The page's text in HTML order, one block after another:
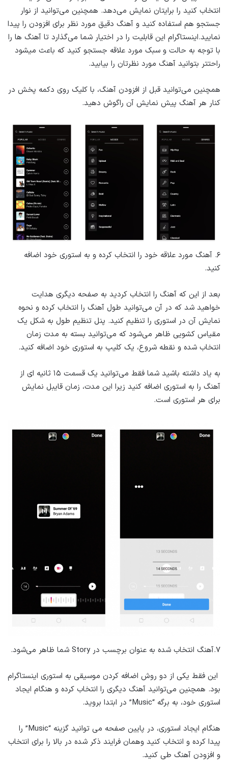
انتخاب کنید را برایتان نمایش می‌دهد. همچنین می‌توانید از نوار
جستجو هم استفاده کنید و آهنگ دقیق مورد نظر برای افزودن را پیدا
نمایید.اینستاگرام این قابلیت را در اختیار شما می‌گذارد تا آهنگ ها را
با توجه به حالت و سبک مورد علاقه جستجو کنید که باعث میشود
راحتتر بتوانید آهنگ مورد نظرتان را بیابید.
همچنین می‌توانید قبل از افزودن آهنگ، با کلیک روی دکمه پخش در
کنار هر آهنگ پیش نمایش آن راگوش دهید.
۶. آهنگ مورد علاقه خود را انتخاب کرده و به استوری خود اضافه
کنید.
بعد از این که آهنگ را انتخاب کردید به صفحه دیگری هدایت
خواهید شد که در آن می‌توانید طول آهنگ را انتخاب کرده و نحوه
نمایش آن در استوری را تنظیم کنید. پنل تنظیم طول به شکل یک
مقیاس کشویی ظاهر می‌شود که می‌توانید بسته به مدت زمان
انتخاب شده و نقطه شروع، یک کلیپ به استوری خود اضافه کنید.
به یاد داشته باشید شما فقط می‌توانید یک قسمت ۱۵ ثانیه ای از
آهنگ را به استوری اضافه کنید زیرا این مدت، زمان قایبل نمایش
برای هر استوری است.
۷.آهنگ انتخاب شده به عنوان برچسب در Story شما ظاهر می‌شود.
این فقط یکی از دو روش اضافه کردن موسیقی به استوری اینستاگرام
بود. همچنین می‌توانید آهنگ دیگری را انتخاب کرده و هنگام ایجاد
استوری خود، به برگه “Music” در ابتدا بروید.
هنگام ایجاد استوری، در پایین صفحه می توانید گزینه “Music” را
پیدا کرده و انتخاب کنید وهمان فرایند ذکر شده در بالا را برای انتخاب
و افزودن آهنگ طی کنید.